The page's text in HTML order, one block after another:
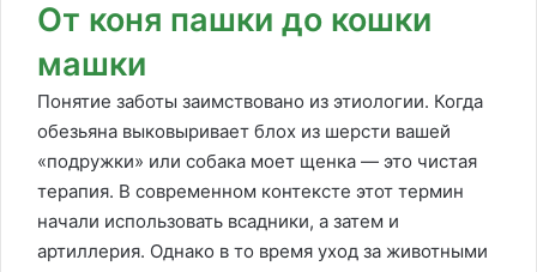
От коня пашки до кошки
машки
Понятие заботы заимствовано из этиологии. Когда
обезьяна выковыривает блох из шерсти вашей
«подружки» или собака моет щенка — это чистая
терапия. В современном контексте этот термин
начали использовать всадники, а затем и
артиллерия. Однако в то время уход за животными